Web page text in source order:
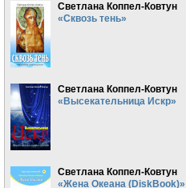
Светлана Коппел-Ковтун
«Сквозь тень»
Светлана Коппел-Ковтун
«Высекательница Искр»
Светлана Коппел-Ковтун
«Жена Океана (DiskBook)»